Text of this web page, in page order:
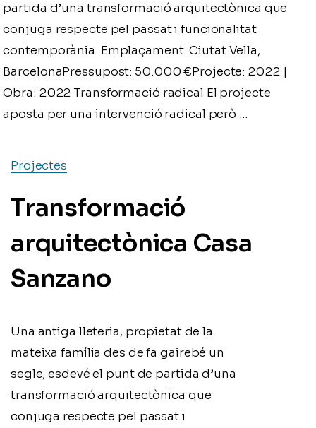
partida d’una transformació arquitectònica que
conjuga respecte pel passat i funcionalitat
contemporània. Emplaçament: Ciutat Vella,
BarcelonaPressupost: 50.000 €Projecte: 2022 |
Obra: 2022 Transformació radical El projecte
aposta per una intervenció radical però …
Projectes
Transformació
arquitectònica Casa
Sanzano
Una antiga lleteria, propietat de la
mateixa família des de fa gairebé un
segle, esdevé el punt de partida d’una
transformació arquitectònica que
conjuga respecte pel passat i